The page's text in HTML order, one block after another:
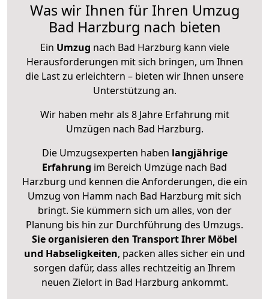
Was wir Ihnen für Ihren Umzug
Bad Harzburg nach bieten
Ein Umzug nach Bad Harzburg kann viele
Herausforderungen mit sich bringen, um Ihnen
die Last zu erleichtern – bieten wir Ihnen unsere
Unterstützung an.
Wir haben mehr als 8 Jahre Erfahrung mit
Umzügen nach Bad Harzburg.
Die Umzugsexperten haben langjährige
Erfahrung im Bereich Umzüge nach Bad
Harzburg und kennen die Anforderungen, die ein
Umzug von Hamm nach Bad Harzburg mit sich
bringt. Sie kümmern sich um alles, von der
Planung bis hin zur Durchführung des Umzugs.
Sie organisieren den Transport Ihrer Möbel
und Habseligkeiten, packen alles sicher ein und
sorgen dafür, dass alles rechtzeitig an Ihrem
neuen Zielort in Bad Harzburg ankommt.